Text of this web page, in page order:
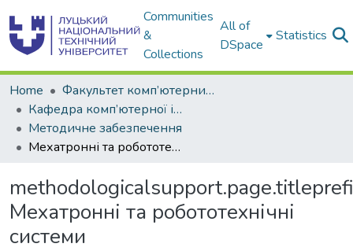
Communities
&
Collections
All of
DSpace
Statistics
Home
Факультет комп’ютерних та інформаційних технологій
Кафедра комп’ютерної інженерії та охоронних систем
Методичне забезпечення
Мехатронні та робототехнічні системи
Мехатронні та робототехнічні
системи